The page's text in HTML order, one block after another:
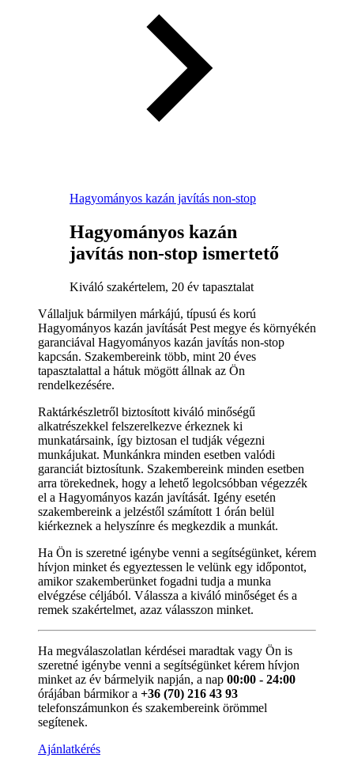
Hagyományos kazán javítás non-stop
Hagyományos kazán
javítás non-stop ismertető
Kiváló szakértelem, 20 év tapasztalat
Vállaljuk bármilyen márkájú, típusú és korú
Hagyományos kazán javítását Pest megye és környékén
garanciával Hagyományos kazán javítás non-stop
kapcsán. Szakembereink több, mint 20 éves
tapasztalattal a hátuk mögött állnak az Ön
rendelkezésére.
Raktárkészletről biztosított kiváló minőségű
alkatrészekkel felszerelkezve érkeznek ki
munkatársaink, így biztosan el tudják végezni
munkájukat. Munkánkra minden esetben valódi
garanciát biztosítunk. Szakembereink minden esetben
arra törekednek, hogy a lehető legolcsóbban végezzék
el a Hagyományos kazán javítását. Igény esetén
szakembereink a jelzéstől számított 1 órán belül
kiérkeznek a helyszínre és megkezdik a munkát.
Ha Ön is szeretné igénybe venni a segítségünket, kérem
hívjon minket és egyeztessen le velünk egy időpontot,
amikor szakemberünket fogadni tudja a munka
elvégzése céljából. Válassza a kiváló minőséget és a
remek szakértelmet, azaz válasszon minket.
Ha megválaszolatlan kérdései maradtak vagy Ön is
szeretné igénybe venni a segítségünket kérem hívjon
minket az év bármelyik napján, a nap 00:00 - 24:00
órájában bármikor a +36 (70) 216 43 93
telefonszámunkon és szakembereink örömmel
segítenek.
Ajánlatkérés